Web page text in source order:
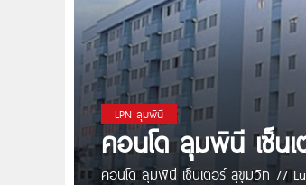
LPN ลุมพินี
คอนโด ลุมพินี เซ็น
คอนโด ลุมพินี เซ็นเตอร์ สุขุมวิท 77